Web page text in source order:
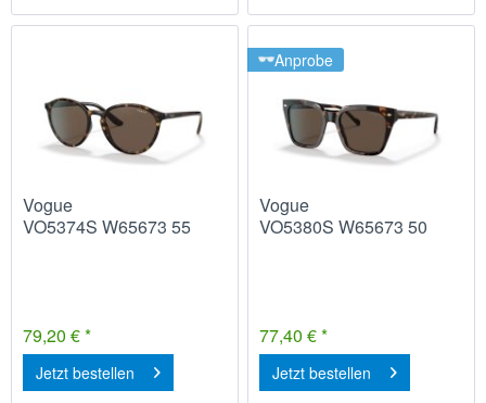
Vogue
VO5374S W65673 55
79,20 € *
Jetzt bestellen
Anprobe
Vogue
VO5380S W65673 50
77,40 € *
Jetzt bestellen